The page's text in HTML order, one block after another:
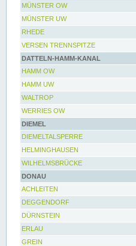
MÜNSTER OW
MÜNSTER UW
RHEDE
VERSEN TRENNSPITZE
DATTELN-HAMM-KANAL
HAMM OW
HAMM UW
WALTROP
WERRIES OW
DIEMEL
DIEMELTALSPERRE
HELMINGHAUSEN
WILHELMSBRÜCKE
DONAU
ACHLEITEN
DEGGENDORF
DÜRNSTEIN
ERLAU
GREIN